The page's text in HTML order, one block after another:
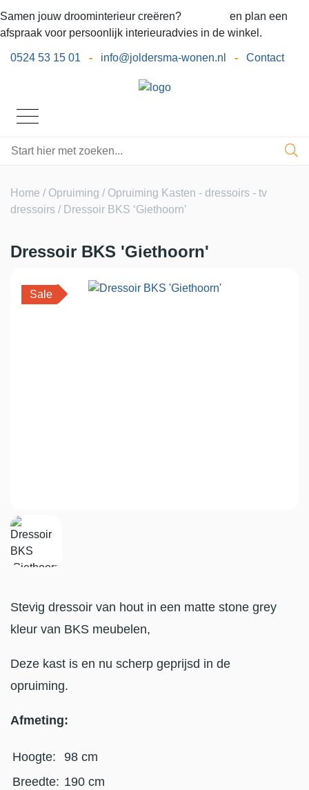
Samen jouw droominterieur creëren?
en plan een
afspraak voor persoonlijk interieuradvies in de winkel.
0524 53 15 01 - info@joldersma-wonen.nl - Contact
Home / Opruiming / Opruiming Kasten - dressoirs - tv
dressoirs / Dressoir BKS ‘Giethoorn’
Dressoir BKS 'Giethoorn'
Sale
Stevig dressoir van hout in een matte stone grey
kleur van BKS meubelen,
Deze kast is en nu scherp geprijsd in de
opruiming.
Afmeting:
Hoogte:
98 cm
Breedte: 190 cm